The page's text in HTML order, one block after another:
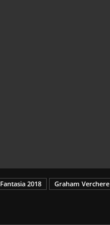
Fantasia 2018 Graham Verchere